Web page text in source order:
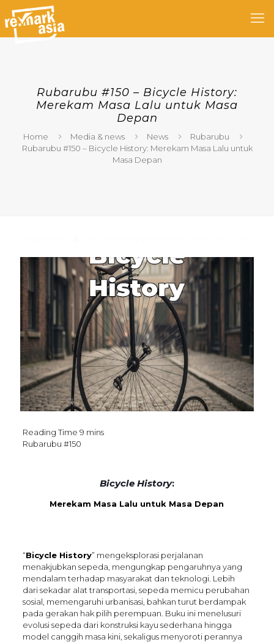
Rubarubu #150 – Bicycle History:
Merekam Masa Lalu untuk Masa
Depan
Home Media & news News
Rubarubu
Rubarubu #150 – Bicycle History: Merekam Masa Lalu untuk
Masa Depan
Rubarubu #150
Bicycle History:
Merekam Masa Lalu untuk Masa Depan
“Bicycle History” mengeksplorasi perjalanan
menakjubkan sepeda, mengungkap pengaruhnya yang
mendalam terhadap masyarakat dan teknologi. Lebih
dari sekadar alat transportasi, sepeda memicu perubahan
sosial, memengaruhi urbanisasi, bahkan turut berdampak
pada gerakan hak pilih perempuan. Buku ini menelusuri
evolusi sepeda dari konstruksi kayu sederhana hingga
model canggih masa kini, sekaligus menyoroti perannya